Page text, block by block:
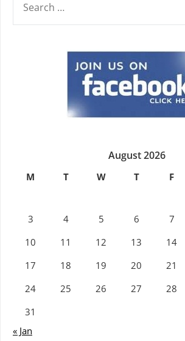
FOR:
August 2026
M T W T F
3
4 5 6 7
10
11 12 13 14
17
18 19 20 21
24
25 26 27 28
31
« Jan